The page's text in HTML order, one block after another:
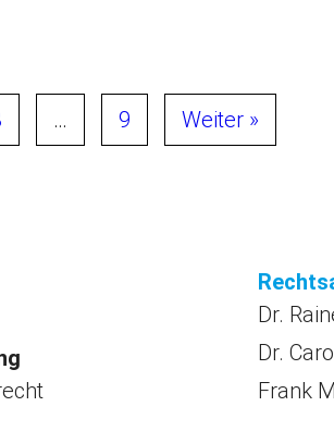
… 9 Weiter »
Dr.
Dr.
Frank